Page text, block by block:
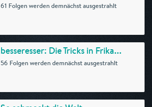
61 Folgen werden demnächst ausgestrahlt
besseresser: Die Tricks in Frika...
56 Folgen werden demnächst ausgestrahlt